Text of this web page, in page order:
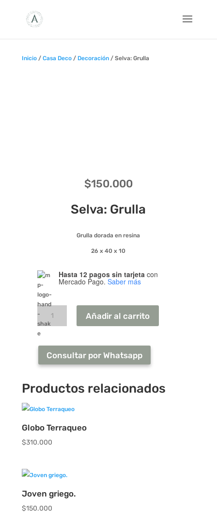
Inicio/ Casa Deco/ Decoración/ Selva: Grulla
$150.000
Selva: Grulla
Grulla dorada en resina
26 x 40 x 10
Hasta 12 pagos sin tarjeta con
Mercado Pago. Saber más
Selva:
Grulla
Añadir al carrito
Consultar por Whatsapp
Productos relacionados
Globo Terraqueo
$310.000
Joven griego.
$150.000